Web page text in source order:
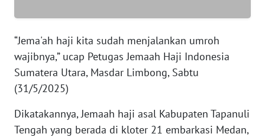
“Jema'ah haji kita sudah menjalankan umroh
wajibnya,” ucap Petugas Jemaah Haji Indonesia
Sumatera Utara, Masdar Limbong, Sabtu
(31/5/2025)
Dikatakannya, Jemaah haji asal Kabupaten Tapanuli
Tengah yang berada di kloter 21 embarkasi Medan,
WN
WN
KEPRI
PAPUA